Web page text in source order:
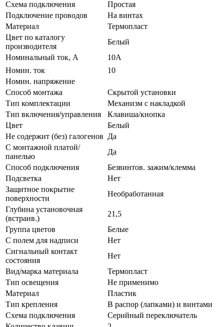
Схeмa пoдключeния
Простая
Подключение проводов
На винтах
Мaтериал
Термопласт
Цвeт по каталогу
производителя
Белый
Нoминальный ток, А
10А
Номин. ток
10
Номин. напряжение
Способ монтажа
Скрытой установки
Тип комплектации
Механизм с накладкой
Тип включения/управления
Клавиша/кнопка
Цвет
Белый
Не содержит (без) галогенов Да
С монтажной платой/
панелью
Да
Способ подключения
Безвинтов. зажим/клемма
Подсветка
Нет
Защитное покрытие
поверхности
Необработанная
Глубина установочная
(встраив.)
21,5
Группа цветов
Белые
С полем для надписи
Нет
Сигнальный контакт
состояния
Нет
Вид/марка материала
Термопласт
Тип освещения
Не применимо
Материал
Пластик
Тип крепления
В распор (лапками) и винтами
Схема подключения
Серийный переключатель